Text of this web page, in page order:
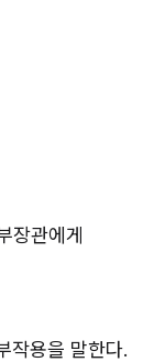
장관에게
작용을 말한다.